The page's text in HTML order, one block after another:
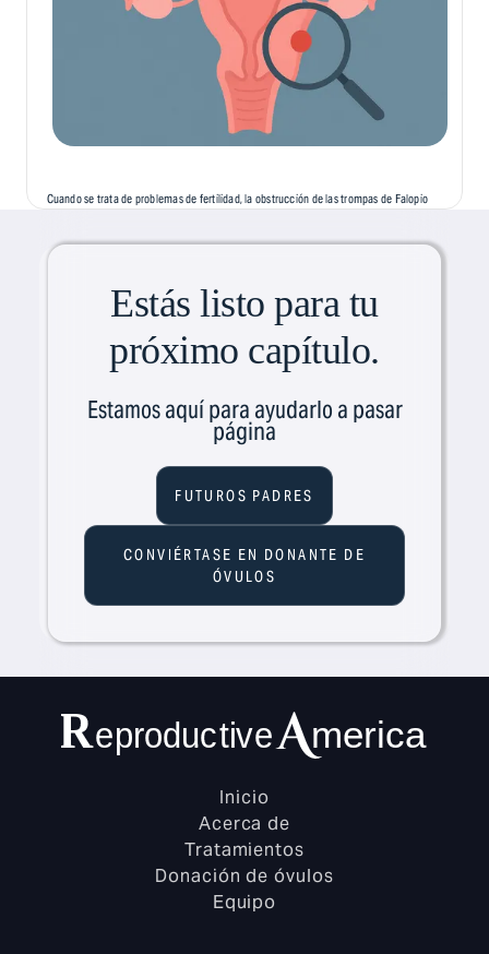
Cuando se trata de problemas de fertilidad, la obstrucción de las trompas de Falopio
Estás listo para tu
próximo capítulo.
Estamos aquí para ayudarlo a pasar
página
FUTUROS PADRES
CONVIÉRTASE EN DONANTE DE
ÓVULOS
Inicio
Acerca de
Tratamientos
Donación de óvulos
Equipo